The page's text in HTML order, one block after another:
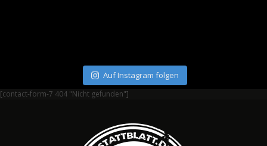
Auf Instagram folgen
[contact-form-7 404 "Nicht gefunden"]